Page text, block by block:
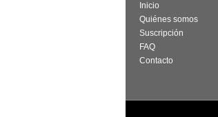
Inicio
Quiénes somos
Suscripción
FAQ
Contacto